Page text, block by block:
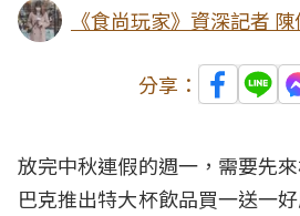
《食尚玩家》資深記者 陳
分享：
放完中秋連假的週一，需要先
巴克推出特大杯飲品買一送一